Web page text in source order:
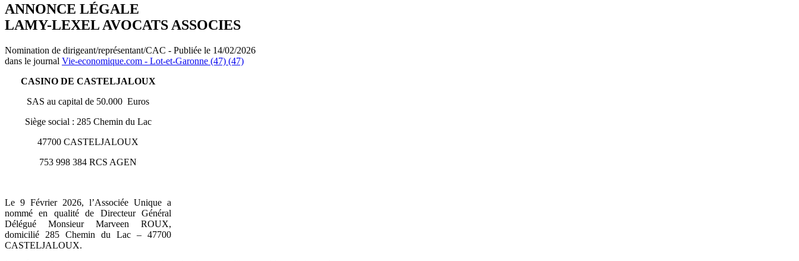
ANNONCE LÉGALE
LAMY-LEXEL AVOCATS ASSOCIES
Nomination de dirigeant/représentant/CAC - Publiée le 14/02/2026
dans le journal Vie-economique.com - Lot-et-Garonne (47) (47)
CASINO DE CASTELJALOUX
SAS au capital de 50.000 Euros
Siège social : 285 Chemin du Lac
47700 CASTELJALOUX
753 998 384 RCS AGEN
Le 9 Février 2026, l’Associée Unique a
nommé en qualité de Directeur Général
Délégué Monsieur Marveen ROUX,
domicilié 285 Chemin du Lac – 47700
CASTELJALOUX.